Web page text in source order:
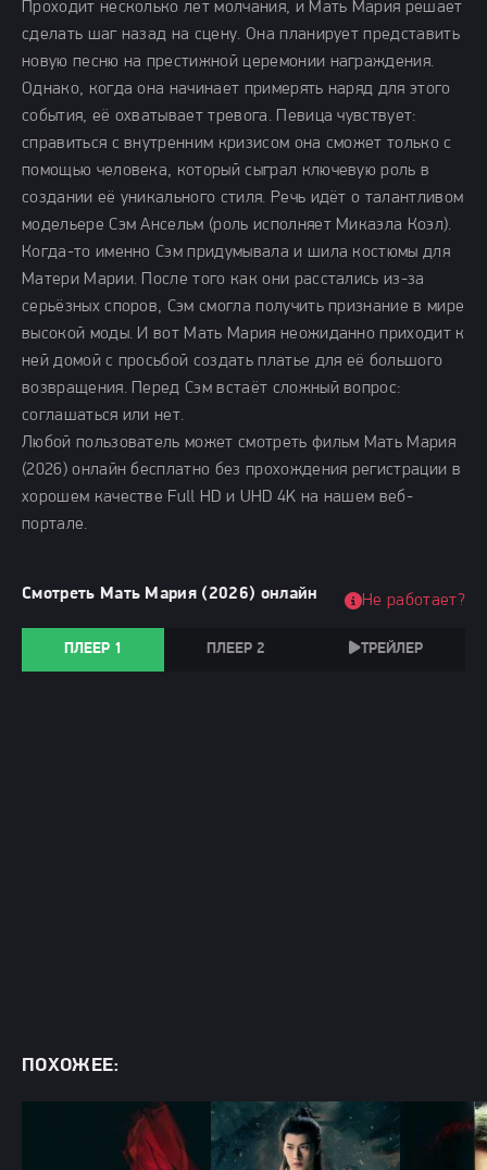
Проходит несколько лет молчания, и Мать Мария решает
сделать шаг назад на сцену. Она планирует представить
новую песню на престижной церемонии награждения.
Однако, когда она начинает примерять наряд для этого
события, её охватывает тревога. Певица чувствует:
справиться с внутренним кризисом она сможет только с
помощью человека, который сыграл ключевую роль в
создании её уникального стиля. Речь идёт о талантливом
модельере Сэм Ансельм (роль исполняет Микаэла Коэл).
Когда-то именно Сэм придумывала и шила костюмы для
Матери Марии. После того как они расстались из-за
серьёзных споров, Сэм смогла получить признание в мире
высокой моды. И вот Мать Мария неожиданно приходит к
ней домой с просьбой создать платье для её большого
возвращения. Перед Сэм встаёт сложный вопрос:
соглашаться или нет.
Любой пользователь может смотреть фильм Мать Мария
(2026) онлайн бесплатно без прохождения регистрации в
хорошем качестве Full HD и UHD 4K на нашем веб-
портале.
Смотреть Мать Мария (2026) онлайн
ПЛЕЕР 1 ПЛЕЕР 2 ТРЕЙЛЕР
Не работает?
ПОХОЖЕЕ: